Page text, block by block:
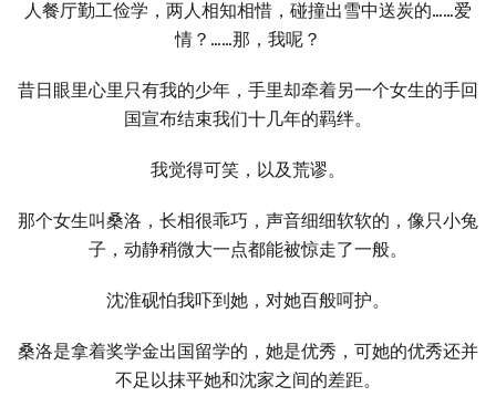
人餐厅勤工俭学，两人相知相惜，碰撞出雪中送炭的……爱
情？……那，我呢？
昔日眼里心里只有我的少年，手里却牵着另一个女生的手回
国宣布结束我们十几年的羁绊。
我觉得可笑，以及荒谬。
那个女生叫桑洛，长相很乖巧，声音细细软软的，像只小兔
子，动静稍微大一点都能被惊走了一般。
沈淮砚怕我吓到她，对她百般呵护。
桑洛是拿着奖学金出国留学的，她是优秀，可她的优秀还并
不足以抹平她和沈家之间的差距。